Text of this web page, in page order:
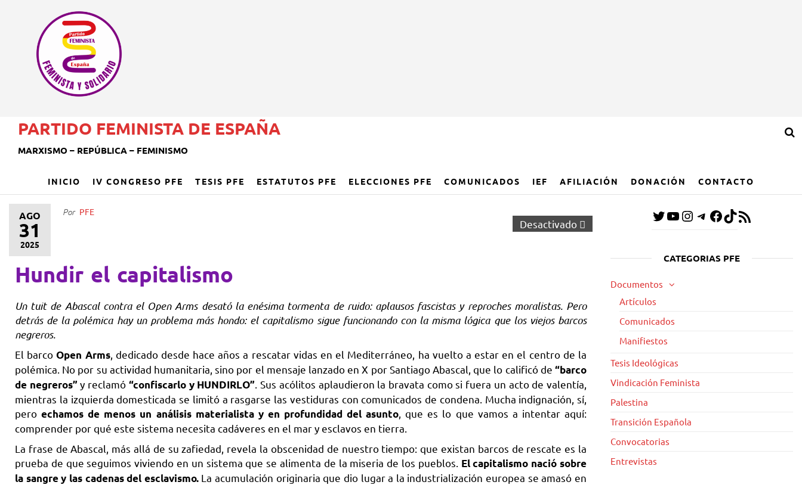
PARTIDO FEMINISTA DE ESPAÑA
MARXISMO – REPÚBLICA – FEMINISMO
INICIO IV CONGRESO PFE TESIS PFE ESTATUTOS PFE ELECCIONES PFE COMUNICADOS IEF AFILIACIÓN DONACIÓN CONTACTO
AGO
31
2025
Desactivado
Por PFE
Hundir el capitalismo
Un tuit de Abascal contra el Open Arms desató la enésima tormenta de ruido: aplausos fascistas y reproches moralistas.Pero
detrás de la polémica hay un problema más hondo: el capitalismo sigue funcionando con la misma lógica que los viejos barcos
negreros.
El barcoOpen Arms, dedicado desde hace años a rescatar vidas en el Mediterráneo, ha vuelto a estar en el centro de la
polémica. No por su actividad humanitaria, sino por el mensaje lanzado en X por Santiago Abascal, que lo calificó de “barco
de negreros” y reclamó “confiscarlo y HUNDIRLO” . Sus acólitos aplaudieron la bravata como si fuera un acto de valentía,
mientras la izquierda domesticada se limitó a rasgarse las vestiduras con comunicados de condena. Mucha indignación, sí,
peroechamos de menos un análisis materialista y en profundidad del asunto , que es lo que vamos a intentar aquí:
comprender por qué este sistema necesita cadáveres en el mar y esclavos en tierra.
La frase de Abascal, más allá de su zafiedad, revela la obscenidad de nuestro tiempo: que existan barcos de rescate es la
prueba de que seguimos viviendo en un sistema que se alimenta de la miseria de los pueblos. El capitalismo nació sobre
la sangre y las cadenas del esclavismo.La acumulación originaria que dio lugar a la industrialización europea se amasó en
CATEGORIAS PFE
Documentos
Artículos
Comunicados
Manifiestos
Tesis Ideológicas
Vindicación Feminista
Palestina
Transición Española
Convocatorias
Entrevistas